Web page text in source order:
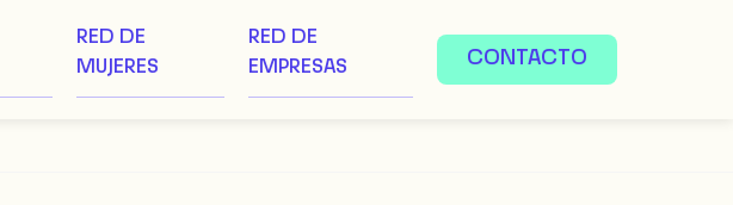
RED DE
MUJERES
RED DE
EMPRESAS
CONTACTO